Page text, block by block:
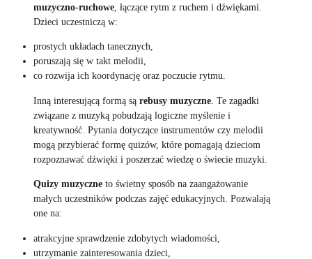
muzyczno-ruchowe , łączące rytm z ruchem i dźwiękami.
Dzieci uczestniczą w:
prostych układach tanecznych,
poruszają się w takt melodii,
co rozwija ich koordynację oraz poczucie rytmu.
Inną interesującą formą są rebusy muzyczne . Te zagadki
związane z muzyką pobudzają logiczne myślenie i
kreatywność. Pytania dotyczące instrumentów czy melodii
mogą przybierać formę quizów, które pomagają dzieciom
rozpoznawać dźwięki i poszerzać wiedzę o świecie muzyki.
Quizy muzyczne to świetny sposób na zaangażowanie
małych uczestników podczas zajęć edukacyjnych. Pozwalają
one na:
atrakcyjne sprawdzenie zdobytych wiadomości,
utrzymanie zainteresowania dzieci,